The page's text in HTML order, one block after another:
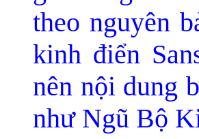
theo nguyên
kinh điển
nên nội dung
như Ngũ Bộ